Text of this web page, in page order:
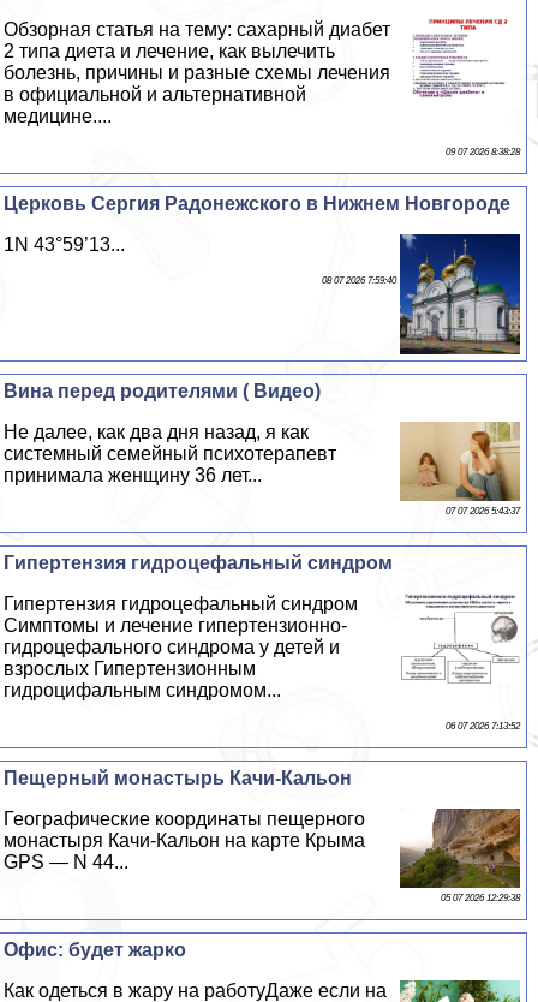
Обзорная статья на тему: сахарный диабет
2 типа диета и лечение, как вылечить
болезнь, причины и разные схемы лечения
в официальной и альтернативной
медицине....
09 07 2026 8:38:28
Церковь Сергия Радонежского в Нижнем Новгороде
1N 43°59’13...
08 07 2026 7:59:40
Вина перед родителями ( Видео)
Не далее, как два дня назад, я как
системный семейный психотерапевт
принимала женщину 36 лет...
07 07 2026 5:43:37
Гипертензия гидроцефальный синдром
Гипертензия гидроцефальный синдром
Симптомы и лечение гипертензионно-
гидроцефального синдрома у детей и
взрослых Гипертензионным
гидроцифальным синдромом...
06 07 2026 7:13:52
Пещерный монастырь Качи-Кальон
Географические координаты пещерного
монастыря Качи-Кальон на карте Крыма
GPS — N 44...
05 07 2026 12:29:38
Офис: будет жарко
Как одеться в жару на работуДаже если на